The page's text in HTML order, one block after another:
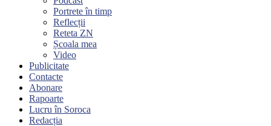
Portrete în timp
Reflecții
Reteta ZN
Școala mea
Video
Publicitate
Contacte
Abonare
Rapoarte
Lucru în Soroca
Redacția